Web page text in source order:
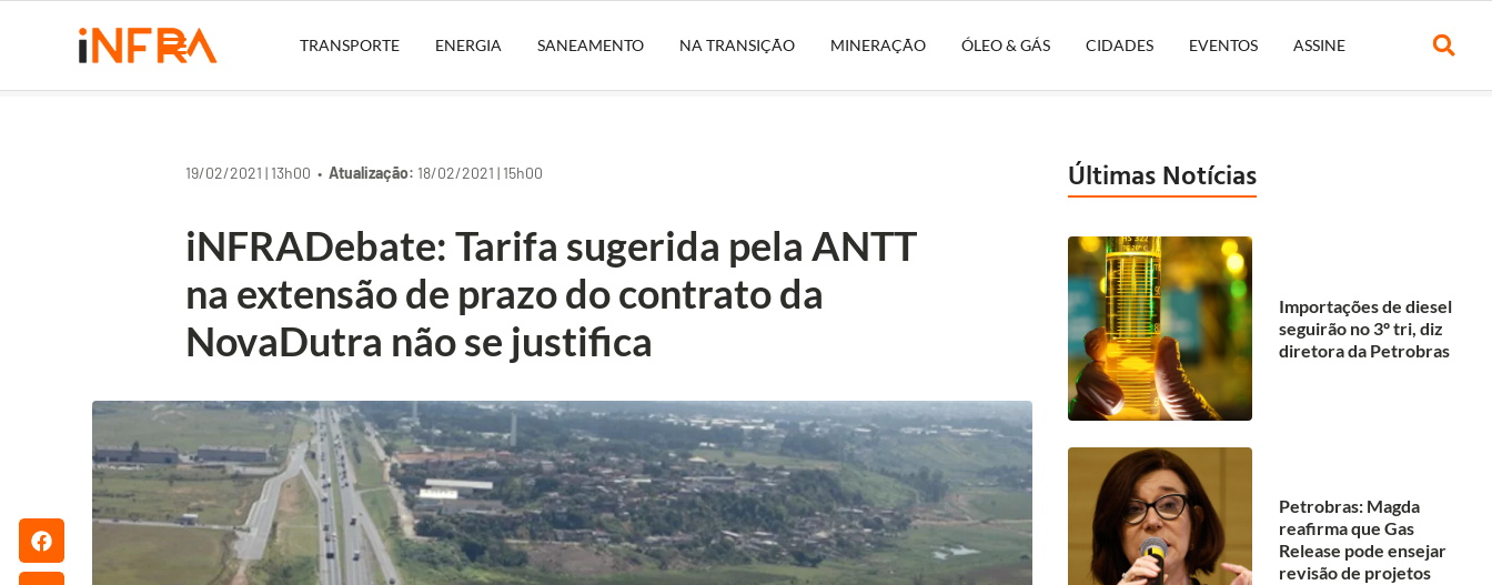
TRANSPORTE ENERGIA SANEAMENTO NA TRANSIÇÃO MINERAÇÃO ÓLEO & GÁS CIDADES EVENTOS ASSINE
19/02/2021 | 13h00 •Atualização: 18/02/2021 | 15h00
iNFRADebate: Tarifa sugerida pela ANTT
na extensão de prazo do contrato da
NovaDutra não se justifica
Últimas Notícias
Importações de diesel
seguirão no 3º tri, diz
diretora da Petrobras
Petrobras: Magda
reafirma que Gas
Release pode ensejar
revisão de projetos